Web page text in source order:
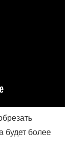
будет более